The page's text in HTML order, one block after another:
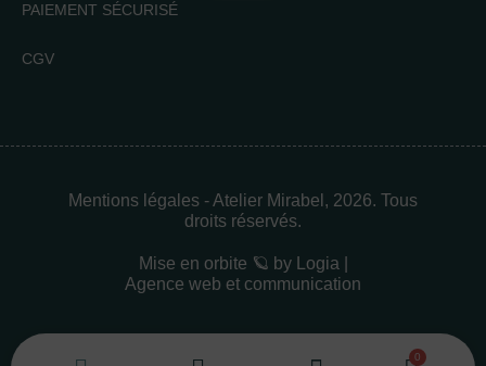
PAIEMENT SÉCURISÉ
CGV
Mentions légales - Atelier Mirabel, 2026. Tous
droits réservés.
Mise en orbite 🪐 by
Logia |
Agence web et communication